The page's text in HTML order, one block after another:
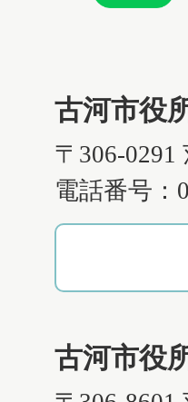
古河市役
〒306-0291
電話番号：
古河市役